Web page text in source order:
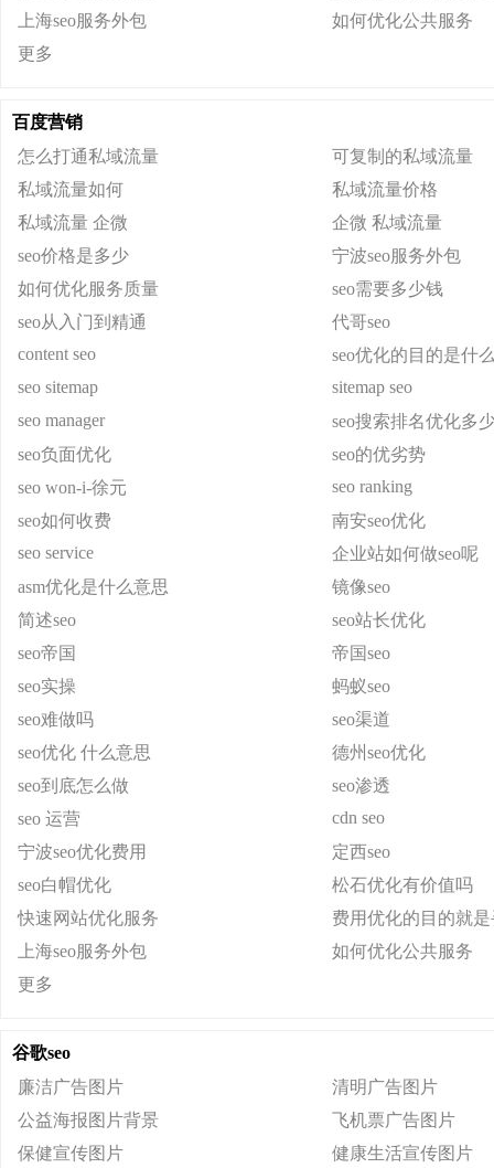
上海seo服务外包
如何优化公共服务
更多
百度营销
怎么打通私域流量
可复制的私域流量
私域流量如何
私域流量价格
私域流量 企微
企微 私域流量
seo价格是多少
宁波seo服务外包
如何优化服务质量
seo需要多少钱
seo从入门到精通
代哥seo
content seo
seo优化的目的是什
seo sitemap
sitemap seo
seo manager
seo搜索排名优化多
seo负面优化
seo的优劣势
seo won-i-徐元
seo ranking
seo如何收费
南安seo优化
seo service
企业站如何做seo呢
asm优化是什么意思
镜像seo
简述seo
seo站长优化
seo帝国
帝国seo
seo实操
蚂蚁seo
seo难做吗
seo渠道
seo优化 什么意思
德州seo优化
seo到底怎么做
seo渗透
seo 运营
cdn seo
宁波seo优化费用
定西seo
seo白帽优化
松石优化有价值吗
快速网站优化服务
费用优化的目的就
上海seo服务外包
如何优化公共服务
更多
谷歌seo
廉洁广告图片
清明广告图片
公益海报图片背景
飞机票广告图片
保健宣传图片
健康生活宣传图片